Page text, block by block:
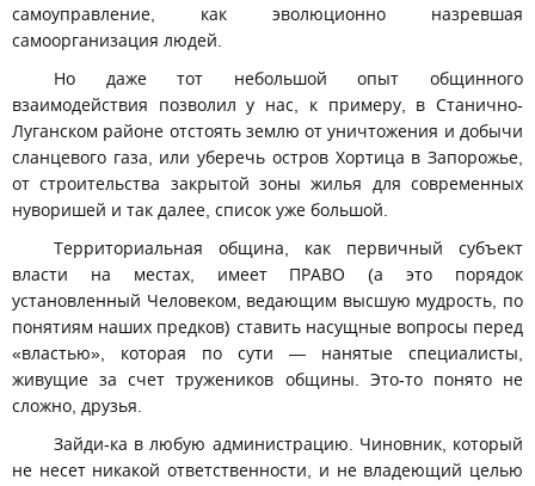
самоуправление, как эволюционно назревшая
самоорганизация людей.
Но даже тот небольшой опыт общинного
взаимодействия позволил у нас, к примеру, в Станично-
Луганском районе отстоять землю от уничтожения и добычи
сланцевого газа, или уберечь остров Хортица в Запорожье,
от строительства закрытой зоны жилья для современных
нуворишей и так далее, список уже большой.
Территориальная община, как первичный субъект
власти на местах, имеет ПРАВО (а это порядок
установленный Человеком, ведающим высшую мудрость, по
понятиям наших предков) ставить насущные вопросы перед
«властью», которая по сути — нанятые специалисты,
живущие за счет тружеников общины. Это-то понято не
сложно, друзья.
Зайди-ка в любую администрацию. Чиновник, который
не несет никакой ответственности, и не владеющий целью